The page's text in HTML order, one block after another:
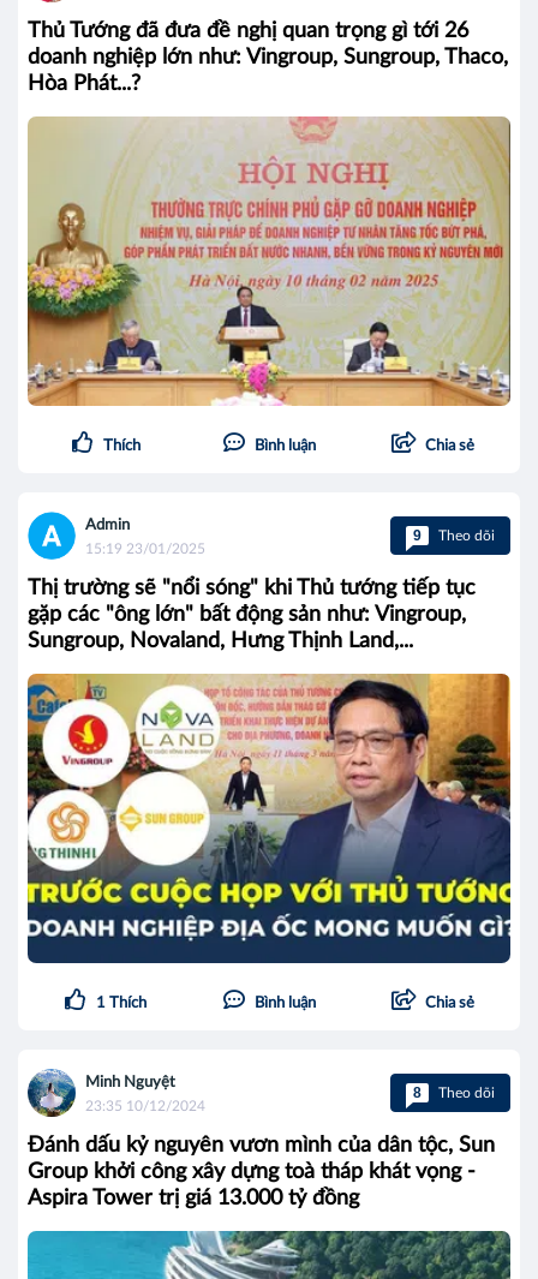
Thủ Tướng đã đưa đề nghị quan trọng gì tới 26
doanh nghiệp lớn như: Vingroup, Sungroup, Thaco,
Hòa Phát...?
Thích Bình luận Chia sẻ
Admin
15:19 23/01/2025
9 Theo dõi
Thị trường sẽ "nổi sóng" khi Thủ tướng tiếp tục
gặp các "ông lớn" bất động sản như: Vingroup,
Sungroup, Novaland, Hưng Thịnh Land,...
1 Thích Bình luận Chia sẻ
Minh Nguyệt
23:35 10/12/2024
8 Theo dõi
Đánh dấu kỷ nguyên vươn mình của dân tộc, Sun
Group khởi công xây dựng toà tháp khát vọng -
Aspira Tower trị giá 13.000 tỷ đồng